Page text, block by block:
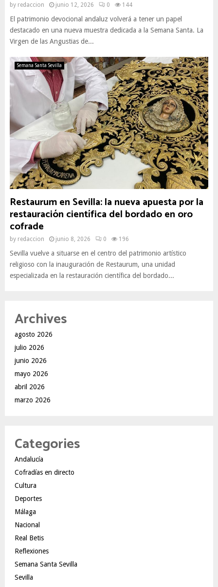
by redaccion junio 12, 2026 0 144
El patrimonio devocional andaluz volverá a tener un papel
destacado en una nueva muestra dedicada a la Semana Santa. La
Virgen de las Angustias de...
Semana Santa Sevilla
Restaurum en Sevilla: la nueva apuesta por la
restauración científica del bordado en oro
cofrade
by redaccion junio 8, 2026 0 196
Sevilla vuelve a situarse en el centro del patrimonio artístico
religioso con la inauguración de Restaurum, una unidad
especializada en la restauración científica del bordado...
Archives
agosto 2026
julio 2026
junio 2026
mayo 2026
abril 2026
marzo 2026
Categories
Andalucía
Cofradías en directo
Cultura
Deportes
Málaga
Nacional
Real Betis
Reflexiones
Semana Santa Sevilla
Sevilla